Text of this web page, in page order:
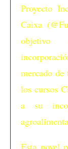
Proyecto
Caixa
objetivo
mercado
los cursos
a su